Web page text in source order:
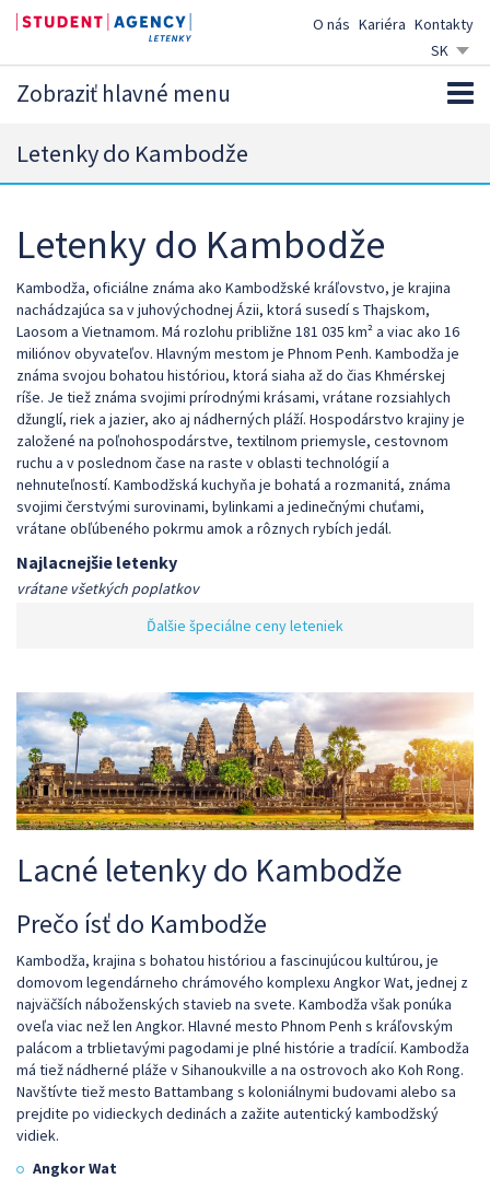
SK
CZ
O nás Kariéra Kontakty
Zobraziť hlavné menu
Letenky do Kambodže
Letenky do Kambodže
Kambodža, oficiálne známa ako Kambodžské kráľovstvo, je krajina
nachádzajúca sa v juhovýchodnej Ázii, ktorá susedí s Thajskom,
Laosom a Vietnamom. Má rozlohu približne 181 035 km² a viac ako 16
miliónov obyvateľov. Hlavným mestom je Phnom Penh. Kambodža je
známa svojou bohatou históriou, ktorá siaha až do čias Khmérskej
ríše. Je tiež známa svojimi prírodnými krásami, vrátane rozsiahlych
džunglí, riek a jazier, ako aj nádherných pláží. Hospodárstvo krajiny je
založené na poľnohospodárstve, textilnom priemysle, cestovnom
ruchu a v poslednom čase na raste v oblasti technológií a
nehnuteľností. Kambodžská kuchyňa je bohatá a rozmanitá, známa
svojimi čerstvými surovinami, bylinkami a jedinečnými chuťami,
vrátane obľúbeného pokrmu amok a rôznych rybích jedál.
Najlacnejšie letenky
vrátane všetkých poplatkov
Ďalšie špeciálne ceny leteniek
Lacné letenky do Kambodže
Prečo ísť do Kambodže
Kambodža, krajina s bohatou históriou a fascinujúcou kultúrou, je
domovom legendárneho chrámového komplexu Angkor Wat, jednej z
najväčších náboženských stavieb na svete. Kambodža však ponúka
oveľa viac než len Angkor. Hlavné mesto Phnom Penh s kráľovským
palácom a trblietavými pagodami je plné histórie a tradícií. Kambodža
má tiež nádherné pláže v Sihanoukville a na ostrovoch ako Koh Rong.
Navštívte tiež mesto Battambang s koloniálnymi budovami alebo sa
prejdite po vidieckych dedinách a zažite autentický kambodžský
vidiek.
Angkor Wat